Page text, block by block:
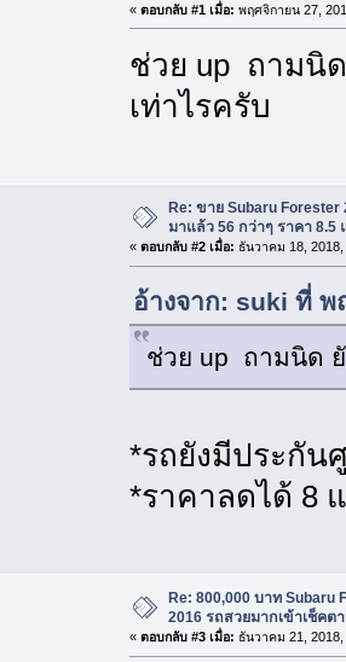
« ตอบกลับ #1 เมื่อ: พฤศจิกายน 27,
ช่วย up ถามนิ
เท่าไรครับ
Re: ขาย Subaru Forester
มาแล้ว 56 กว่าๆ ราคา 8.5
« ตอบกลับ #2 เมื่อ: ธันวาคม 18,
อ้างจาก: suki ที่ พ
ช่วย up ถามนิด
*รถยังมีประกัน
*ราคาลดได้ 8
Re: 800,000 บาท Subaru
2016 รถสวยมากเข้าเช็คต
« ตอบกลับ #3 เมื่อ: ธันวาคม 21,